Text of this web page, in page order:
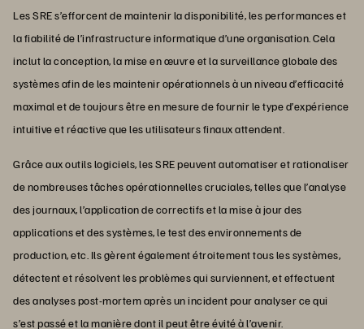
Les SRE s’efforcent de maintenir la disponibilité, les performances et
la fiabilité de l’infrastructure informatique d’une organisation. Cela
inclut la conception, la mise en œuvre et la surveillance globale des
systèmes afin de les maintenir opérationnels à un niveau d’efficacité
maximal et de toujours être en mesure de fournir le type d’expérience
intuitive et réactive que les utilisateurs finaux attendent.
Grâce aux outils logiciels, les SRE peuvent automatiser et rationaliser
de nombreuses tâches opérationnelles cruciales, telles que l’analyse
des journaux, l’application de correctifs et la mise à jour des
applications et des systèmes, le test des environnements de
production, etc. Ils gèrent également étroitement tous les systèmes,
détectent et résolvent les problèmes qui surviennent, et effectuent
des analyses post-mortem après un incident pour analyser ce qui
s’est passé et la manière dont il peut être évité à l’avenir.